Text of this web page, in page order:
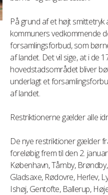
På grund af et højt
kommuners vedkommende
forsamlingsforbud, som
af landet. Det vil sige, at i de
hovedstadsområdet bliver
underlagt et
af landet.
Restriktionerne gælder alle
De nye restriktioner gælder
foreløbig frem til den 2.
København, Tårnby,
Gladsaxe, Rødovre, Herlev,
Ishøj, Gentofte, Ballerup,